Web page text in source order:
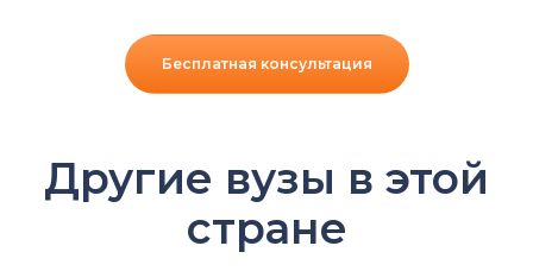
Бесплатная консультация
Другие вузы в этой
стране